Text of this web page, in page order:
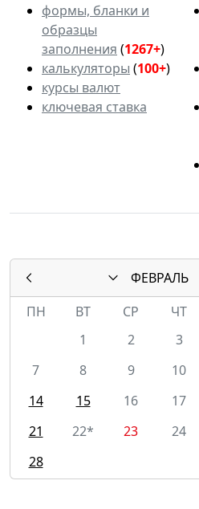
формы, бланки и
образцы
заполнения (1267+)
калькуляторы (100+)
курсы валют
ключевая ставка
ФЕВРАЛЬ
ПН
ВТ СР ЧТ
1
2 3
7
8 9 10
14
15 16 17
21
22* 23 24
28